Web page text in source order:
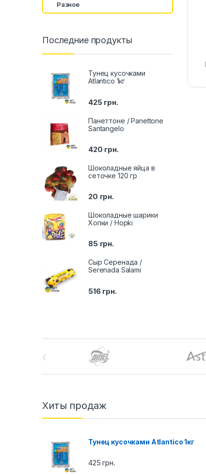
Разное
Последние продукты
Тунец кусочками
Atlantico 1кг
425 грн.
Панеттоне / Panettone
Santangelo
420 грн.
Шоколадные яйца в
сеточке 120 гр
20 грн.
Шоколадные шарики
Хопки / Hopki
85 грн.
Сыр Серенада /
Serenada Salami
516 грн.
Хиты продаж
Тунец кусочками Atlantico 1кг
425грн.